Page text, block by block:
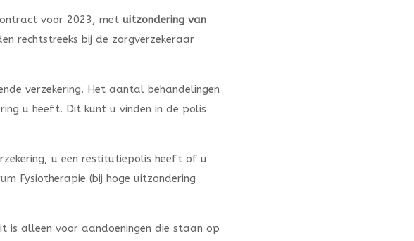
voor 2023, met uitzondering van
rechtstreeks bij de zorgverzekeraar
verzekering. Het aantal behandelingen
u heeft. Dit kunt u vinden in de polis
u een restitutiepolis heeft of u
Fysiotherapie (bij hoge uitzondering
is alleen voor aandoeningen die staan op